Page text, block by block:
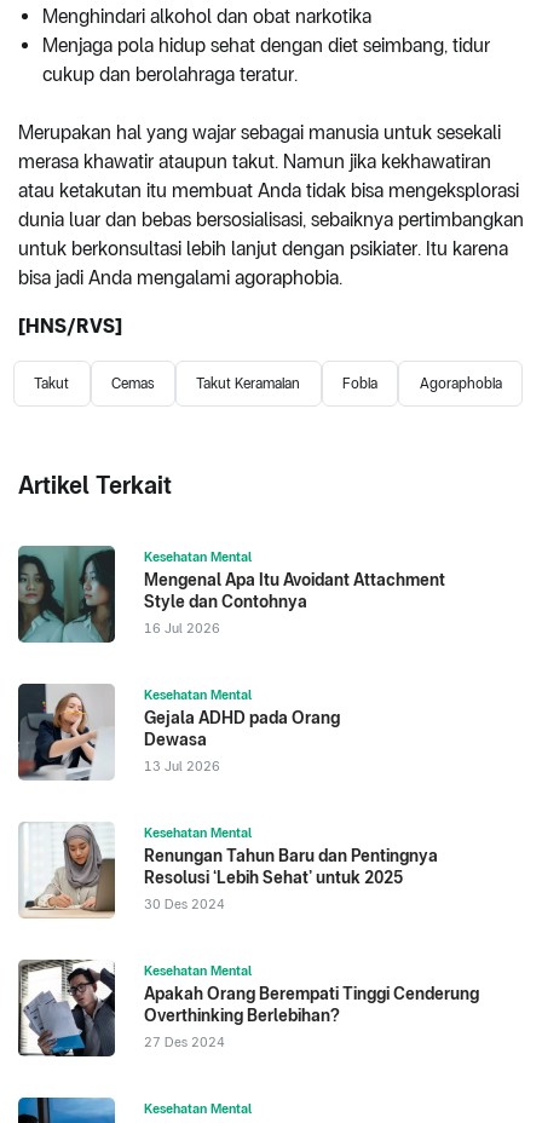
Menghindari alkohol dan obat narkotika
Menjaga pola hidup sehat dengan diet seimbang, tidur
cukup dan berolahraga teratur.
Merupakan hal yang wajar sebagai manusia untuk sesekali
merasa khawatir ataupun takut. Namun jika kekhawatiran
atau ketakutan itu membuat Anda tidak bisa mengeksplorasi
dunia luar dan bebas bersosialisasi, sebaiknya pertimbangkan
untuk berkonsultasi lebih lanjut dengan psikiater. Itu karena
bisa jadi Anda mengalami agoraphobia.
[HNS/RVS]
Takut Cemas Takut Keramaian Fobia Agoraphobia
Artikel Terkait
Kesehatan Mental
Mengenal Apa Itu Avoidant Attachment
Style dan Contohnya
16 Jul 2026
Kesehatan Mental
Gejala ADHD pada Orang
Dewasa
13 Jul 2026
Kesehatan Mental
Renungan Tahun Baru dan Pentingnya
Resolusi ‘Lebih Sehat’ untuk 2025
30 Des 2024
Kesehatan Mental
Apakah Orang Berempati Tinggi Cenderung
Overthinking Berlebihan?
27 Des 2024
Kesehatan Mental